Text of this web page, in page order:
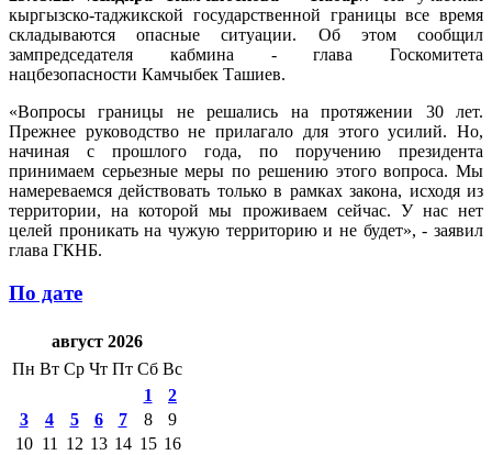
кыргызско-таджикской государственной границы все время
складываются опасные ситуации. Об этом сообщил
зампредседателя кабмина - глава Госкомитета
нацбезопасности Камчыбек Ташиев.
«Вопросы границы не решались на протяжении 30 лет.
Прежнее руководство не прилагало для этого усилий. Но,
начиная с прошлого года, по поручению президента
принимаем серьезные меры по решению этого вопроса. Мы
намереваемся действовать только в рамках закона, исходя из
территории, на которой мы проживаем сейчас. У нас нет
целей проникать на чужую территорию и не будет», - заявил
глава ГКНБ.
По дате
август 2026
Пн Вт Ср Чт Пт Сб Вс
1
2
3
4 5 6 7 8
9
10 11 12 13 14 15 16